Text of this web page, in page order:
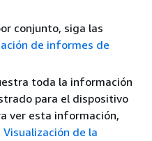
conjunto, siga las
de informes de
toda la información
para el dispositivo
ver esta información,
Visualización de la